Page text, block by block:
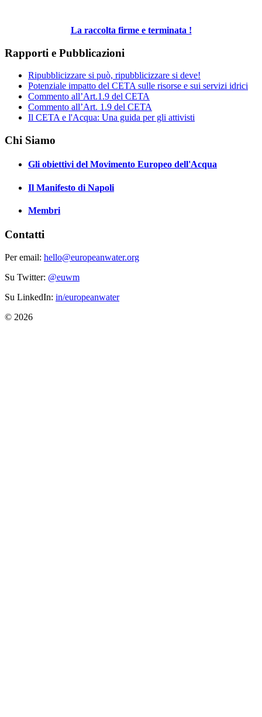
La raccolta firme e terminata !
Rapporti e Pubblicazioni
Ripubblicizzare si può, ripubblicizzare si deve!
Potenziale impatto del CETA sulle risorse e sui servizi idrici
Commento all’Art.1.9 del CETA
Commento all’Art. 1.9 del CETA
Il CETA e l'Acqua: Una guida per gli attivisti
Chi Siamo
Gli obiettivi del Movimento Europeo dell'Acqua
Il Manifesto di Napoli
Membri
Contatti
Per email: hello@europeanwater.org
Su Twitter: @euwm
Su LinkedIn: in/europeanwater
© 2026